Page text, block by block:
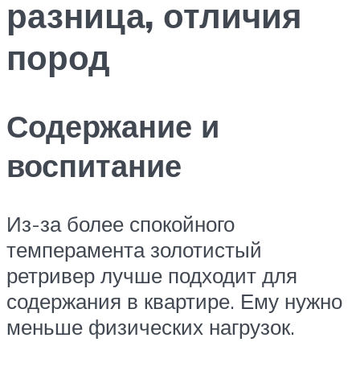
разница, отличия
пород
Содержание и
воспитание
Из-за более спокойного
темперамента золотистый
ретривер лучше подходит для
содержания в квартире. Ему нужно
меньше физических нагрузок.